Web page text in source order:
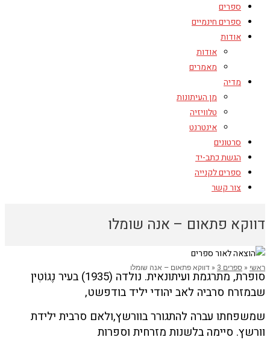
ספרים
ספרים חינמיים
אודות
אודות
מאמרים
מדיה
מן העיתונות
טלוויזיה
אינטרנט
סרטונים
הגשת כתב-יד
ספרים לקנייה
צור קשר
דווקא פתאום – אנה שומלו
ראשי « ספרים 3 « דווקא פתאום – אנה שומלו
סופרת, מתרגמת ועיתונאית. נולדה (1935) בעיר נֶגוֹטִין
שבמזרח סרביה לאב יהודי יליד בודפשט,
שמשפחתו עברה להתגורר בוורשץ,ולאם סרבית ילידת
וורשץ. סיימה בלשנות מזרחית וספרות